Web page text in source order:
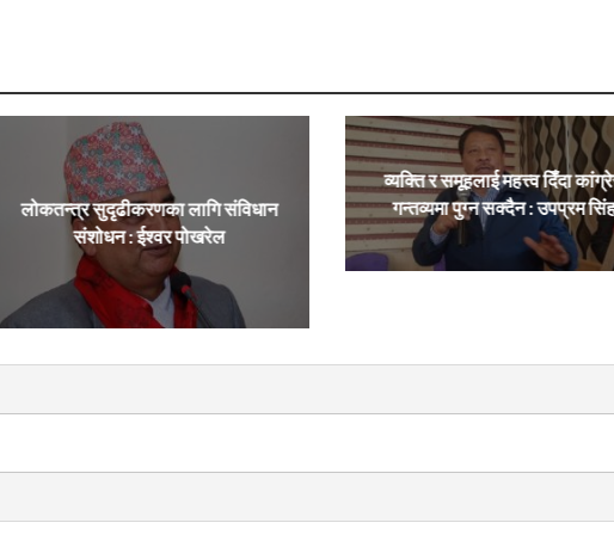
लोकतन्त्र सुदृढीकरणका लागि संविधान
संशोधन : ईश्वर पोखरेल
व्यक्ति र समूहलाई महत्त्व दिँदा
गन्तव्यमा पुग्न सक्दैन : उपप्रम